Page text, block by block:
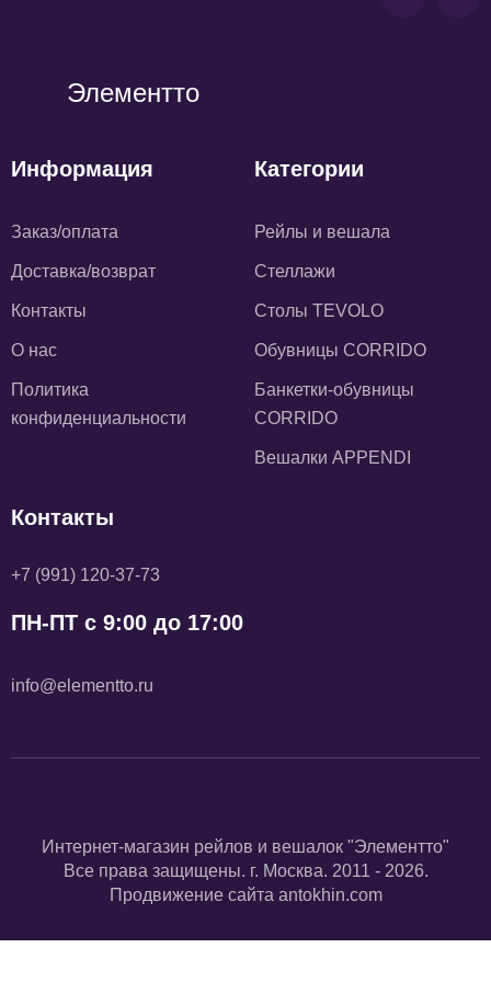
Элементто
Информация
Заказ/оплата
Доставка/возврат
Контакты
О нас
Политика
конфиденциальности
Категории
Рейлы и вешала
Стеллажи
Столы TEVOLO
Обувницы CORRIDO
Банкетки-обувницы
CORRIDO
Вешалки APPENDI
Контакты
+7 (991) 120-37-73
ПН-ПТ с 9:00 до 17:00
info@elementto.ru
Интернет-магазин рейлов и вешалок "Элементто"
Все права защищены. г. Москва. 2011 - 2026.
Продвижение сайта antokhin.com